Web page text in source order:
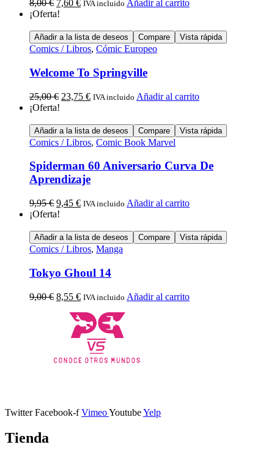
8,00€ 7,60 € IVA incluido Añadir al carrito
¡Oferta!
Añadir a la lista de deseos Compare Vista rápida
Comics / Libros, Cómic Europeo
Welcome To Springville
25,00€ 23,75 € IVA incluido Añadir al carrito
¡Oferta!
Añadir a la lista de deseos Compare Vista rápida
Comics / Libros, Comic Book Marvel
Spiderman 60 Aniversario Curva De
Aprendizaje
9,95€ 9,45 € IVA incluido Añadir al carrito
¡Oferta!
Añadir a la lista de deseos Compare Vista rápida
Comics / Libros, Manga
Tokyo Ghoul 14
9,00€ 8,55 € IVA incluido Añadir al carrito
Twitter Facebook-f VimeoYoutubeYelp
Tienda